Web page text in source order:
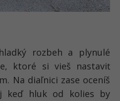
rozbeh a plynulé
ktoré si vieš nastaviť
Na diaľnici zase oceníš
keď hluk od kolies by